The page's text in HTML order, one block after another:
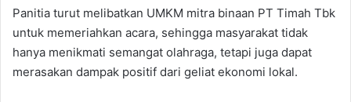
Panitia turut melibatkan UMKM mitra binaan PT Timah Tbk
untuk memeriahkan acara, sehingga masyarakat tidak
hanya menikmati semangat olahraga, tetapi juga dapat
merasakan dampak positif dari geliat ekonomi lokal.